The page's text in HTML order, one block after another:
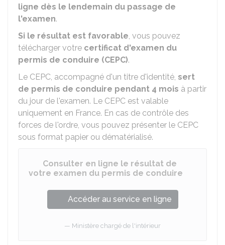
ligne dès le lendemain du passage de
l'examen.
Si le résultat est favorable, vous pouvez
télécharger votre certificat d'examen du
permis de conduire (CEPC).
Le CEPC, accompagné d'un titre d'identité, sert
de permis de conduire pendant 4 mois à partir
du jour de l'examen. Le CEPC est valable
uniquement en France. En cas de contrôle des
forces de l'ordre, vous pouvez présenter le CEPC
sous format papier ou dématérialisé.
Consulter en ligne le résultat de
votre examen du permis de conduire
Accéder au service en ligne
Ministère chargé de l'intérieur